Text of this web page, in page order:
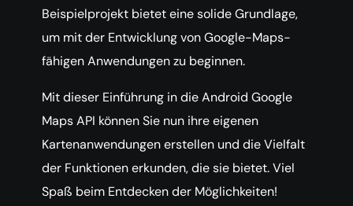
Beispielprojekt bietet eine solide Grundlage,
um mit der Entwicklung von Google-Maps-
fähigen Anwendungen zu beginnen.
Mit dieser Einführung in die Android Google
Maps API können Sie nun ihre eigenen
Kartenanwendungen erstellen und die Vielfalt
der Funktionen erkunden, die sie bietet. Viel
Spaß beim Entdecken der Möglichkeiten!